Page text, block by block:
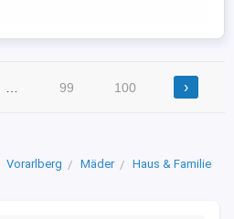
99 100 ›
Vorarlberg Mäder
Haus & Familie